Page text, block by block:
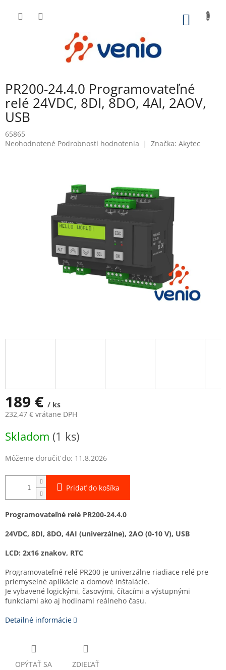
PR200-24.4.0 Programovateľné
relé 24VDC, 8DI, 8DO, 4AI, 2AOV,
USB
65865
Priemerné
Neohodnotené Podrobnosti hodnotenia Značka: Akytec
189 € / ks
232,47 € vrátane DPH
cena:
Skladom (1 ks)
Môžeme doručiť do: 11.8.2026
Pridať do košíka
Programovateľné relé PR200-24.4.0
24VDC, 8DI, 8DO, 4AI (univerzálne), 2AO (0-10 V), USB
LCD: 2x16 znakov, RTC
Programovateľné relé PR200 je univerzálne riadiace relé pre
priemyselné aplikácie a domové inštalácie.
Je vybavené logickými, časovými, čítacími a výstupnými
funkciami ako aj hodinami reálneho času.
Detailné informácie
OPÝTAŤ SA ZDIEĽAŤ